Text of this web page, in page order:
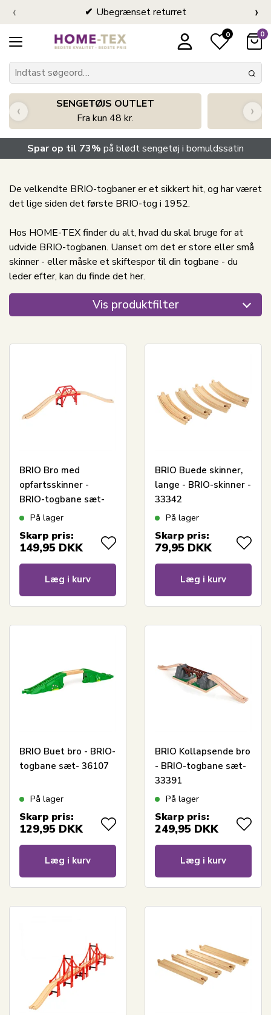
Ubegrænset returret
‹ ›
0 0
SENGETØJS OUTLET
Fra kun 48 kr.
‹ ›
Spar op til 73% på blødt sengetøj i bomuldssatin
De velkendte BRIO-togbaner er et sikkert hit, og har været
det lige siden det første BRIO-tog i 1952.
Hos HOME-TEX finder du alt, hvad du skal bruge for at
udvide BRIO-togbanen. Uanset om det er store eller små
skinner - eller måske et skiftespor til din togbane - du
leder efter, kan du finde det her.
Vis produktfilter
BRIO Bro med
opfartsskinner -
BRIO-togbane sæt-
33699
På lager
Skarp pris:
149,95 DKK
Læg i kurv
BRIO Buede skinner,
lange - BRIO-skinner -
33342
På lager
Skarp pris:
79,95 DKK
Læg i kurv
BRIO Buet bro - BRIO-
togbane sæt- 36107
På lager
Skarp pris:
129,95 DKK
Læg i kurv
BRIO Kollapsende bro
- BRIO-togbane sæt-
33391
På lager
Skarp pris:
249,95 DKK
Læg i kurv